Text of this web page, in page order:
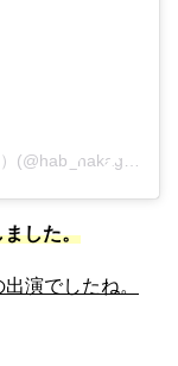
した。
演でしたね。